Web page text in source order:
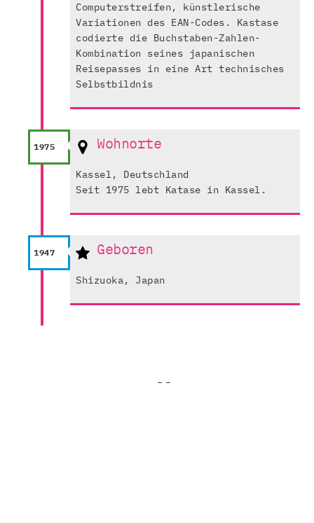
Computerstreifen, künstlerische
Variationen des EAN-Codes. Kastase
codierte die Buchstaben-Zahlen-
Kombination seines japanischen
Reisepasses in eine Art technisches
Selbstbildnis
1975 Wohnorte
Kassel, Deutschland
Seit 1975 lebt Katase in Kassel.
1947 Geboren
Shizuoka, Japan